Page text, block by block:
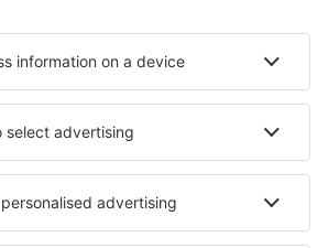
Ubytování v Tours
města
Ubytování in Azolimnos